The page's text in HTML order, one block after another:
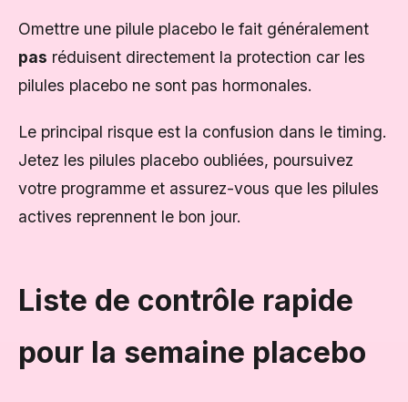
Omettre une pilule placebo le fait généralement
pas réduisent directement la protection car les
pilules placebo ne sont pas hormonales.
Le principal risque est la confusion dans le timing.
Jetez les pilules placebo oubliées, poursuivez
votre programme et assurez-vous que les pilules
actives reprennent le bon jour.
Liste de contrôle rapide
pour la semaine placebo